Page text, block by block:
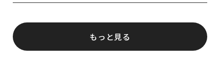
もっと見る